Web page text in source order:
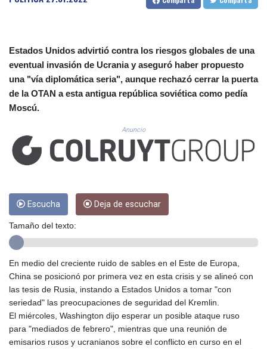
CUC 1.152471
DJF 204.817306
DKK 7.476217
DOP 67.193733
DZD 153.365094
ETB 185.968128
FJD 2.552089
FKP 0.856077
GGP 0.856077
GHS 13.524239
GMD 85.282572
GTQ 8.791437
GYD 241.048608
HKD 9.04099
HNL 30.88171
HRK 7.536585
HTG 150.649793
HUF 364.625083
Estados Unidos advirtió contra los riesgos globales de una
eventual invasión de Ucrania y aseguró haber propuesto
una "vía diplomática seria", aunque rechazó cerrar la puerta
de la OTAN a esta antigua república soviética como pedía
Moscú.
Anuncio
Escucha Deja de escuchar
Tamaño del texto:
En medio del creciente ruido de sables en el Este de Europa,
China se posicionó por primera vez en esta crisis y se alineó con
las tesis de Rusia, instando a Estados Unidos a tomar "con
seriedad" las preocupaciones de seguridad del Kremlin.
El miércoles, Washington dijo esperar un posible ataque ruso
para "mediados de febrero", mientras que una reunión de
emisarios rusos y ucranianos sobre el conflicto en curso en el